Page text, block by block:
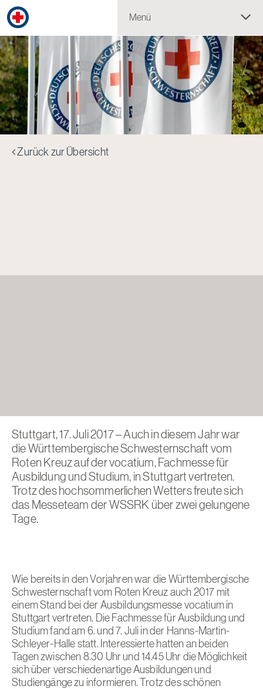
Menü
Zurück zur Übersicht
Stuttgart, 17. Juli 2017 – Auch in diesem Jahr war
die Württembergische Schwesternschaft vom
Roten Kreuz auf der vocatium, Fachmesse für
Ausbildung und Studium, in Stuttgart vertreten.
Trotz des hochsommerlichen Wetters freute sich
das Messeteam der WSSRK über zwei gelungene
Tage.
Wie bereits in den Vorjahren war die Württembergische
Schwesternschaft vom Roten Kreuz auch 2017 mit
einem Stand bei der Ausbildungsmesse vocatium in
Stuttgart vertreten. Die Fachmesse für Ausbildung und
Studium fand am 6. und 7. Juli in der Hanns-Martin-
Schleyer-Halle statt. Interessierte hatten an beiden
Tagen zwischen 8.30 Uhr und 14.45 Uhr die Möglichkeit
sich über verschiedenartige Ausbildungen und
Studiengänge zu informieren. Trotz des schönen